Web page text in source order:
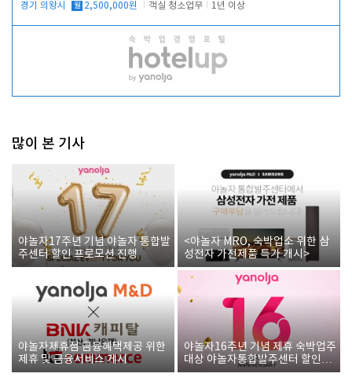
경기 의왕시 월 2,500,000원 객실 청소업무 1년 이상
많이 본 기사
야놀자17주년 기념 야놀자 통합발
주센터 할인 프로모션 진행
<야놀자 MRO, 숙박업소 위한 삼
성전자 가전제품 특가 개시>
야놀자제휴점 금융혜택제공 위한
제휴 및 금융서비스 게시
야놀자16주년 기념 제휴 숙박업주
대상 야놀자통합발주센터 할인쿠
폰 증정